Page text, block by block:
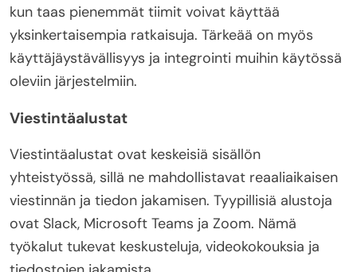
kun taas pienemmät tiimit voivat käyttää
yksinkertaisempia ratkaisuja. Tärkeää on myös
käyttäjäystävällisyys ja integrointi muihin käytössä
oleviin järjestelmiin.
Viestintäalustat
Viestintäalustat ovat keskeisiä sisällön
yhteistyössä, sillä ne mahdollistavat reaaliaikaisen
viestinnän ja tiedon jakamisen. Tyypillisiä alustoja
ovat Slack, Microsoft Teams ja Zoom. Nämä
työkalut tukevat keskusteluja, videokokouksia ja